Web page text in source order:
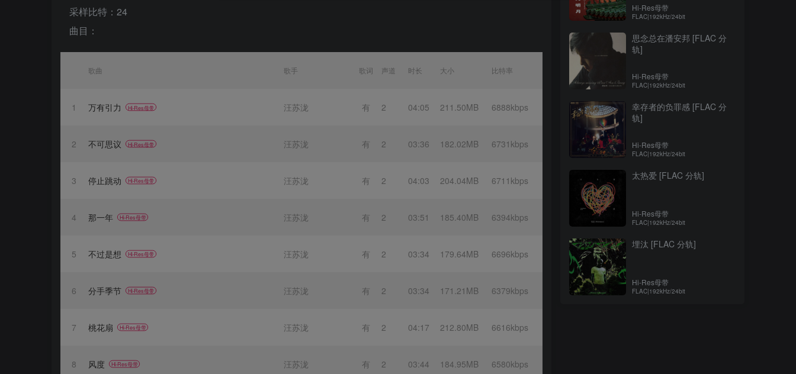
采样比特：24
曲目：
歌曲 歌手 歌词 声道 时长 大小 比特率
1 万有引力 Hi-Res母带 汪苏泷 有 2 04:05 211.50MB 6888kbps
2 不可思议 Hi-Res母带 汪苏泷 有 2 03:36 182.02MB 6731kbps
3 停止跳动 Hi-Res母带 汪苏泷 有 2 04:03 204.04MB 6711kbps
4 那一年 Hi-Res母带 汪苏泷 有 2 03:51 185.40MB 6394kbps
5 不过是想 Hi-Res母带 汪苏泷 有 2 03:34 179.64MB 6696kbps
6 分手季节 Hi-Res母带 汪苏泷 有 2 03:34 171.21MB 6379kbps
7 桃花扇 Hi-Res母带 汪苏泷 有 2 04:17 212.80MB 6616kbps
8 风度 Hi-Res母带 汪苏泷 有 2 03:44 184.95MB 6580kbps
Hi-Res母带
FLAC|192kHz/24bit
思念总在潘安邦 [FLAC 分
轨]
Hi-Res母带
FLAC|192kHz/24bit
幸存者的负罪感 [FLAC 分
轨]
Hi-Res母带
FLAC|192kHz/24bit
太热爱 [FLAC 分轨]
Hi-Res母带
FLAC|192kHz/24bit
埋汰 [FLAC 分轨]
Hi-Res母带
FLAC|192kHz/24bit